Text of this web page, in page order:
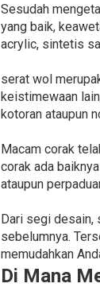
Sesudah
yang baik,
acrylic, sintetis
serat wol
keistimewaan
kotoran ataupun
Macam corak
corak ada
ataupun
Dari segi desain,
sebelumnya.
memudahkan
Di Mana